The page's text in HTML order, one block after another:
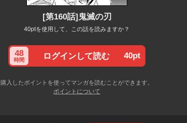
[第160話]鬼滅の刃
40ptを使用して、この話を読みますか？
48
時間 ログインして読む 40pt
購入したポイントを使ってマンガを読むことができます。
ポイントについて